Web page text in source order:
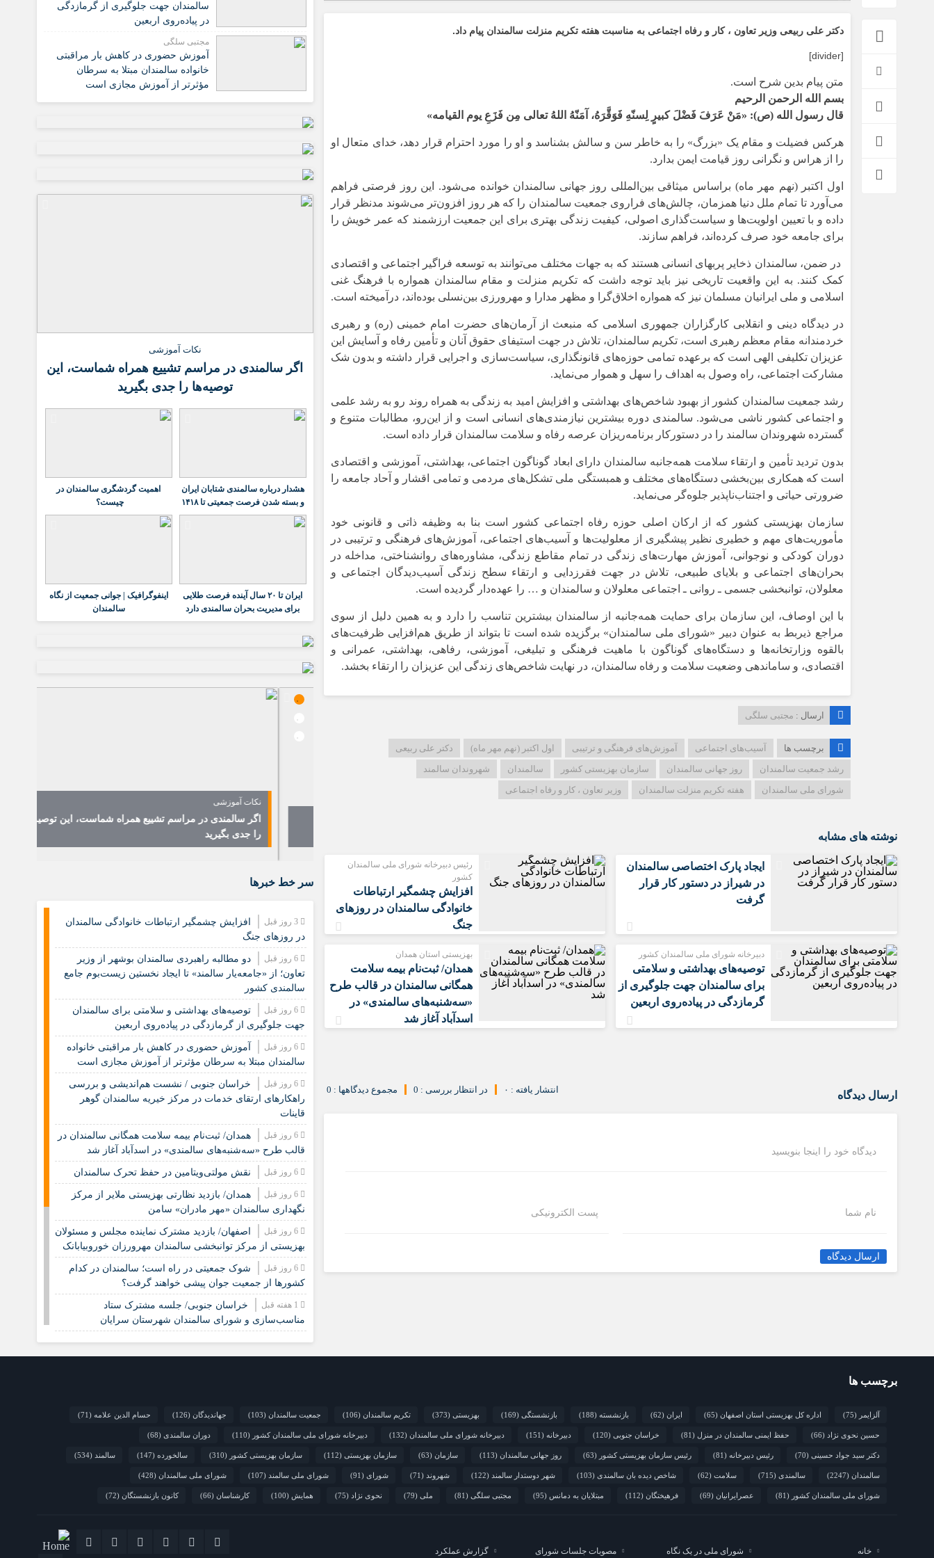
دکتر علی ربیعی وزیر تعاون ، کار و رفاه اجتماعی به مناسبت هفته تکریم منزلت سالمندان پیام داد.
[divider]
متن پیام بدین شرح است.
بسم الله الرحمن الرحیم
قال‌ رسول‌ الله (ص): «مَنْ عَرَفَ فَضْلَ کبیرٍ لِسنّهِ فَوَقَّرَهُ، آمَنّهُ اللهُ تعالی مِن فَزَعِ یوم القیامه»
هرکس فضیلت و مقام یک «بزرگ» را به خاطر سن و سالش بشناسد و او را مورد احترام قرار دهد، خدای متعال او
را از هراس و نگرانی روز قیامت ایمن بدارد.
اول اکتبر (نهم مهر ماه) براساس میثاقی بین‌المللی روز جهانی سالمندان خوانده می‌شود. این روز فرصتی فراهم
می‌آورد تا تمام ملل دنیا همزمان، چالش‌های فراروی جمعیت سالمندان را که هر روز افزون‌تر می‌شوند مدنظر قرار
داده و با تعیین اولویت‌ها و سیاست‌گذاری اصولی، کیفیت زندگی بهتری برای این جمعیت ارزشمند که عمر خویش را
برای جامعه خود صرف کرده‌اند، فراهم سازند.
در ضمن، سالمندان ذخایر پربهای انسانی هستند که به جهات مختلف می‌توانند به توسعه فراگیر اجتماعی و اقتصادی
کمک کنند. به این واقعیت تاریخی نیز باید توجه داشت که تکریم منزلت و مقام سالمندان همواره با فرهنگ غنی
اسلامی و ملی ایرانیان مسلمان نیز که همواره اخلاق‌گرا و مظهر مدارا و مهرورزی بین‌نسلی بوده‌اند، درآمیخته است.
در دیدگاه دینی و انقلابی کارگزاران جمهوری اسلامی که منبعث از آرمان‌های حضرت امام خمینی (ره) و رهبری
خردمندانه مقام معظم رهبری است، تکریم سالمندان، تلاش در جهت استیفای حقوق آنان و تأمین رفاه و آسایش این
عزیزان تکلیفی الهی است که برعهده تمامی حوزه‌های قانونگذاری، سیاست‌سازی و اجرایی قرار داشته و بدون شک
مشارکت اجتماعی، راه وصول به اهداف را سهل و هموار می‌نماید.
رشد جمعیت سالمندان کشور از بهبود شاخص‌های بهداشتی و افزایش امید به زندگی به همراه روند رو به رشد علمی
و اجتماعی کشور ناشی می‌شود. سالمندی دوره بیشترین نیازمندی‌های انسانی است و از این‌رو، مطالبات متنوع و
گسترده شهروندان سالمند را در دستورکار برنامه‌ریزان عرصه رفاه و سلامت سالمندان قرار داده است.
بدون تردید تأمین و ارتقاء سلامت همه‌جانبه سالمندان دارای ابعاد گوناگون اجتماعی، بهداشتی، آموزشی و اقتصادی
است که همکاری بین‌بخشی دستگاه‌های مختلف و همبستگی ملی تشکل‌های مردمی و تمامی اقشار و آحاد جامعه را
ضرورتی حیاتی و اجتناب‌ناپذیر جلوه‌گر می‌نماید.
سازمان بهزیستی کشور که از ارکان اصلی حوزه رفاه اجتماعی کشور است بنا به وظیفه ذاتی و قانونی خود
مأموریت‌های مهم و خطیری نظیر پیشگیری از معلولیت‌ها و آسیب‌های اجتماعی، آموزش‌های فرهنگی و ترتیبی در
دوران کودکی و نوجوانی، آموزش‌ مهارت‌های زندگی در تمام مقاطع زندگی، مشاوره‌های روانشناختی، مداخله در
بحران‌های اجتماعی و بلایای طبیعی، تلاش در جهت فقرزدایی و ارتقاء سطح زندگی آسیب‌دیدگان اجتماعی و
معلولان، توانبخشی جسمی ـ روانی ـ اجتماعی معلولان و سالمندان و … را عهده‌دار گردیده است.
با این اوصاف، این سازمان برای حمایت همه‌جانبه از سالمندان بیشترین تناسب را دارد و به همین دلیل از سوی
مراجع ذیربط به عنوان دبیر «شورای ملی سالمندان» برگزیده شده است تا بتواند از طریق هم‌افزایی ظرفیت‌های
بالقوه وزارتخانه‌ها و دستگاه‌های گوناگون با ماهیت فرهنگی و تبلیغی، آموزشی، رفاهی، بهداشتی، عمرانی و
اقتصادی، و ساماندهی وضعیت سلامت و رفاه سالمندان، در نهایت شاخص‌های زندگی این عزیزان را ارتقاء بخشد.
ارسال : مجتبی سلگی
برچسب ها آسیب‌های اجتماعی آموزش‌های فرهنگی و ترتیبی اول اکتبر (نهم مهر ماه)
دکتر علی ربیعی
رشد جمعیت سالمندان
روز جهانی سالمندان سازمان بهزیستی کشور سالمندان
شهروندان سالمند
شورای ملی سالمندان
هفته تکریم منزلت سالمندان وزیر تعاون ، کار و رفاه اجتماعی
نوشته های مشابه
ایجاد پارک اختصاصی سالمندان
در شیراز در دستور کار قرار
گرفت
رئیس دبیرخانه شورای ملی سالمندان
کشور
افزایش چشمگیر ارتباطات
خانوادگی سالمندان در روزهای
جنگ
دبیرخانه شورای ملی سالمندان کشور
️توصیه‌های بهداشتی و سلامتی
برای سالمندان جهت جلوگیری از
گرمازدگی در پیاده‌روی اربعین
بهزیستی استان همدان
همدان/ ثبت‌نام بیمه سلامت
همگانی سالمندان در قالب طرح
«سه‌شنبه‌های سالمندی» در
اسدآباد آغاز شد
ارسال دیدگاه مجموع دیدگاهها : 0 در انتظار بررسی : 0 انتشار یافته : ۰
دیدگاه خود را اینجا بنویسید
نام شما پست الکترونیکی
ارسال دیدگاه
سالمندان جهت جلوگیری از گرمازدگی
در پیاده‌روی اربعین
مجتبی سلگی
آموزش حضوری در کاهش بار مراقبتی
خانواده سالمندان مبتلا به سرطان
مؤثرتر از آموزش مجازی است
نکات آموزشی
اگر سالمندی در مراسم تشییع همراه شماست، این
توصیه‌ها را جدی بگیرید
هشدار درباره سالمندی شتابان ایران
و بسته شدن فرصت جمعیتی تا ۱۴۱۸
اهمیت گردشگری سالمندان در
چیست؟
ایران تا ۲۰ سال آینده فرصت طلایی
برای مدیریت بحران سالمندی دارد
اینفوگرافیک | جوانی جمعیت از نگاه
سالمندان
نکات آموزشی
اگر سالمندی در مراسم تشییع همراه شماست، این توصیه‌ها
را جدی بگیرید
سر خط خبرها
3 روز قبل
افزایش چشمگیر ارتباطات خانوادگی سالمندان
در روزهای جنگ
6 روز قبل
دو مطالبه راهبردی سالمندان بوشهر از وزیر
تعاون؛ از «جامعه‌یار سالمند» تا ایجاد نخستین زیست‌بوم جامع
سالمندی کشور
6 روز قبل
️توصیه‌های بهداشتی و سلامتی برای سالمندان
جهت جلوگیری از گرمازدگی در پیاده‌روی اربعین
6 روز قبل
آموزش حضوری در کاهش بار مراقبتی خانواده
سالمندان مبتلا به سرطان مؤثرتر از آموزش مجازی است
6 روز قبل
خراسان جنوبی / نشست هم‌اندیشی و بررسی
راهکارهای ارتقای خدمات در مرکز خیریه سالمندان گوهر
قاینات
6 روز قبل
همدان/ ثبت‌نام بیمه سلامت همگانی سالمندان در
قالب طرح «سه‌شنبه‌های سالمندی» در اسدآباد آغاز شد
6 روز قبل نقش مولتی‌ویتامین در حفظ تحرک سالمندان
6 روز قبل
همدان/ بازدید نظارتی بهزیستی ملایر از مرکز
نگهداری سالمندان «مهر مادران» سامن
6 روز قبل
اصفهان/ بازدید مشترک نماینده مجلس و مسئولان
بهزیستی از مرکز توانبخشی سالمندان مهرورزان خوروبیابانک
6 روز قبل
شوک جمعیتی در راه است؛ سالمندان در کدام
کشورها از جمعیت جوان پیشی خواهند گرفت؟
خراسان جنوبی/ جلسه مشترک ستاد
مناسب‌سازی و شورای سالمندان شهرستان سرایان
2 هفته قبل
زنجان/ اجرای «شهر دوست‌دار سالمند» نیازمند
مشارکت همه دستگاه‌هاست
2 هفته قبل
چشم‌انداز راهبردی صندوق جمعیت ملل متحد در
مورد چگونگی مشارکت رویکردهای جامعه‌محور در سالمندی
بهزیستی؛ پاسداشت مقام مادربزرگ‌ها و پدربزرگ‌ها
برچسب ها
آلزایمر (75) اداره کل بهزیستی استان اصفهان (65) ایران (62) بازنشسته (188) بازنشستگی (169) بهزیستی (373) تکریم سالمندان (106) جمعیت سالمندان (103) جهاندیدگان (126) حسام الدین علامه (71)
حسین نحوی نژاد (66) حفظ ایمنی سالمندان در منزل (81) خراسان جنوبی (120) دبیرخانه (151) دبیرخانه شورای ملی سالمندان (132) دبیرخانه شورای ملی سالمندان کشور (110) دوران سالمندی (68)
دکتر سید جواد حسینی (70) رئیس دبیرخانه (81) رئیس سازمان بهزیستی کشور (63) روز جهانی سالمندان (113) سازمان (63) سازمان بهزیستی (112) سازمان بهزیستی کشور (310) سالخورده (147) سالمند (534)
سالمندان (2247) سالمندی (715) سلامت (62) شاخص دیده بان سالمندی (103) شهر دوستدار سالمند (122) شهروند (71) شورای (91) شورای ملی سالمند (107) شورای ملی سالمندان (428)
شورای ملی سالمندان کشور (81) عصرایرانیان (69) فرهیختگان (112) مبتلایان به دمانس (95) مجتبی سلگی (81) ملی (79) نحوی نژاد (75) همایش (100) کارشناسان (66) کانون بازنشستگان (72)
خانه شورای ملی در یک نگاه مصوبات جلسات شورای گزارش عملکرد